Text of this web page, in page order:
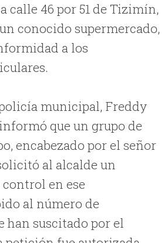
calle 46 por 51 de Tizimín,
conocido supermercado,
a los
municipal, Freddy
que un grupo de
encabezado por el señor
al alcalde un
en ese
al número de
han suscitado por el